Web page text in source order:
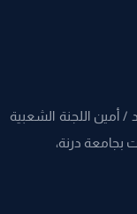
أمين اللجنة الشعبية